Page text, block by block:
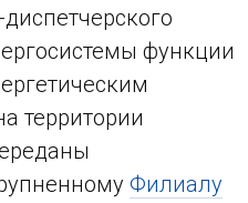
функции
территории
Филиалу